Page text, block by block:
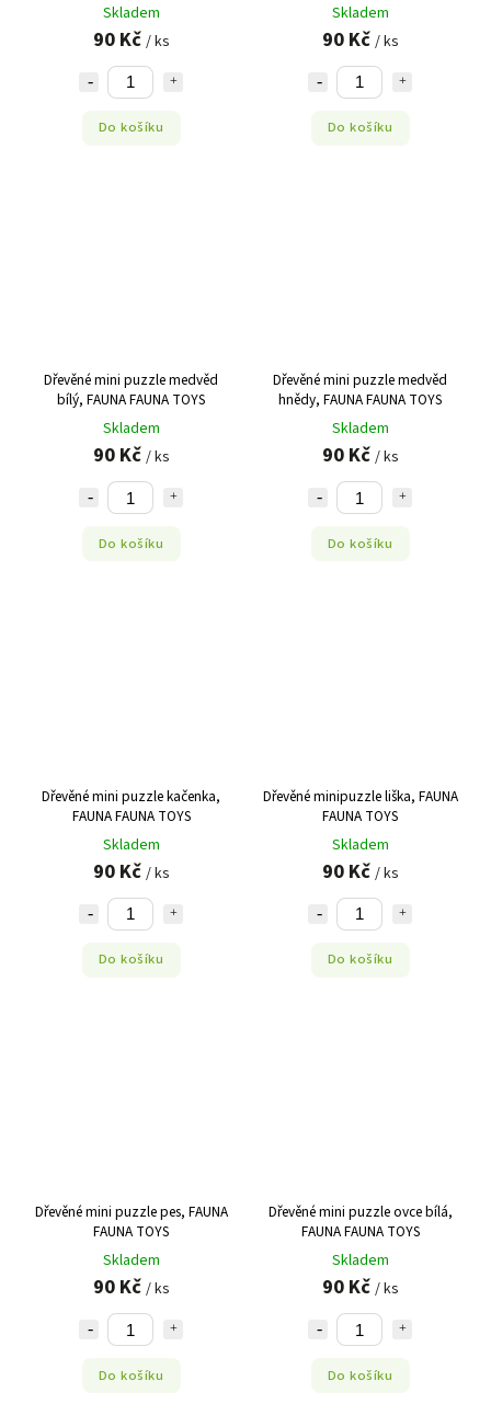
Skladem
90 Kč / ks
Do košíku
Skladem
90 Kč / ks
Do košíku
Dřevěné mini puzzle medvěd
bílý, FAUNA FAUNA TOYS
Skladem
90 Kč / ks
Do košíku
Dřevěné mini puzzle medvěd
hnědy, FAUNA FAUNA TOYS
Skladem
90 Kč / ks
Do košíku
Dřevěné mini puzzle kačenka,
FAUNA FAUNA TOYS
Skladem
90 Kč / ks
Do košíku
Dřevěné minipuzzle liška, FAUNA
FAUNA TOYS
Skladem
90 Kč / ks
Do košíku
Dřevěné mini puzzle pes, FAUNA
FAUNA TOYS
Skladem
90 Kč / ks
Do košíku
Dřevěné mini puzzle ovce bílá,
FAUNA FAUNA TOYS
Skladem
90 Kč / ks
Do košíku